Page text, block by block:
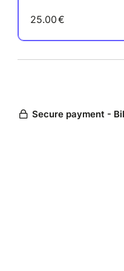
25.00€
Secure payment -